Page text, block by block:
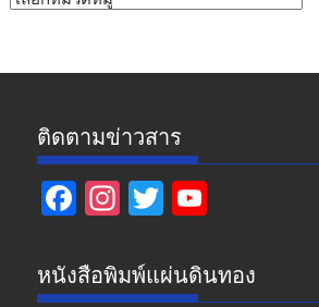
ติดตามข่าวสาร
F
e
In
a
T
ittu
หนังสือพิมพ์แผ่นดินทอง